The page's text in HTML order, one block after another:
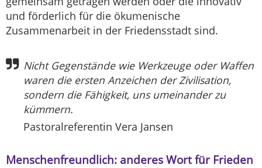
und förderlich für die ökumenische
Zusammenarbeit in der Friedensstadt sind.
Nicht Gegenstände wie Werkzeuge oder Waffen
waren die ersten Anzeichen der Zivilisation,
sondern die Fähigkeit, uns umeinander zu
kümmern.
Pastoralreferentin Vera Jansen
Menschenfreundlich: anderes Wort für Frieden